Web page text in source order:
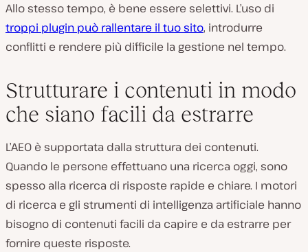
Allo stesso tempo, è bene essere selettivi. L’uso di
troppi plugin può rallentare il tuo sito, introdurre
conflitti e rendere più difficile la gestione nel tempo.
Strutturare i contenuti in modo
che siano facili da estrarre
L’AEO è supportata dalla struttura dei contenuti.
Quando le persone effettuano una ricerca oggi, sono
spesso alla ricerca di risposte rapide e chiare. I motori
di ricerca e gli strumenti di intelligenza artificiale hanno
bisogno di contenuti facili da capire e da estrarre per
fornire queste risposte.